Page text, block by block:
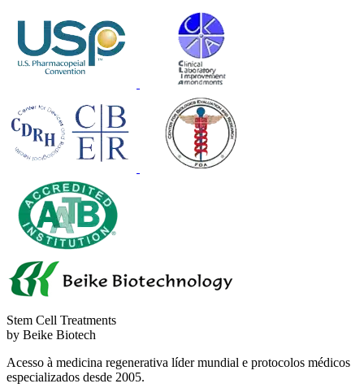
Stem Cell Treatments
by Beike Biotech
Acesso à medicina regenerativa líder mundial e protocolos médicos
especializados desde 2005.